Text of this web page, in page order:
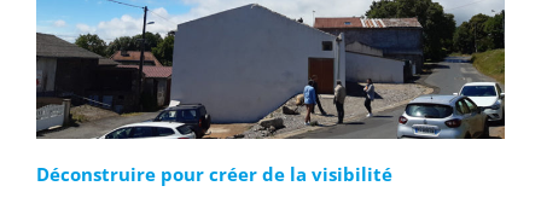
Déconstruire pour créer de la visibilité